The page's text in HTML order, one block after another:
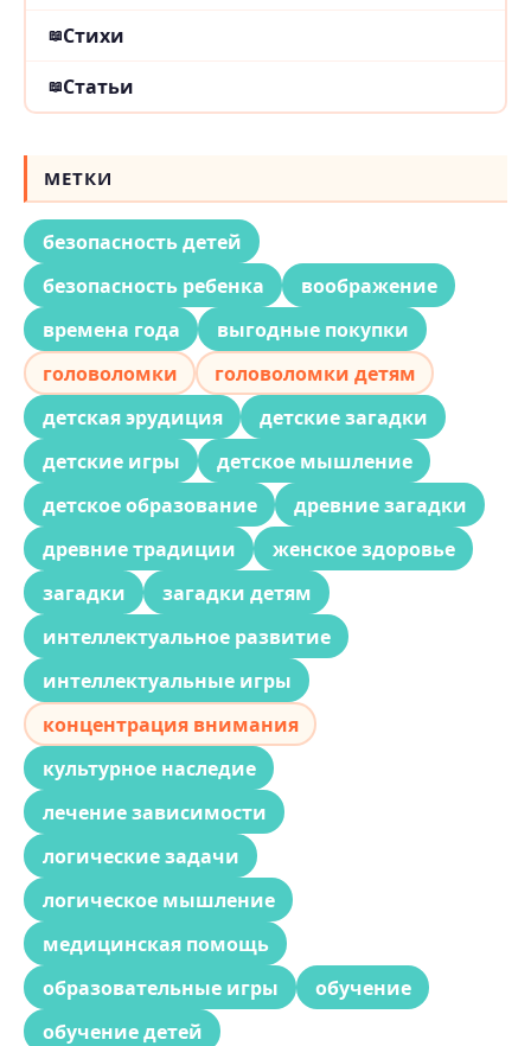
Стихи
Статьи
МЕТКИ
безопасность детей
безопасность ребенка
воображение
времена года
выгодные покупки
головоломки
головоломки детям
детская эрудиция
детские загадки
детские игры
детское мышление
детское образование
древние загадки
древние традиции
женское здоровье
загадки
загадки детям
интеллектуальное развитие
интеллектуальные игры
концентрация внимания
культурное наследие
лечение зависимости
логические задачи
логическое мышление
медицинская помощь
образовательные игры
обучение
обучение детей